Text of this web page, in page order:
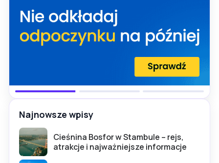
Najnowsze wpisy
Cieśnina Bosfor w Stambule – rejs,
atrakcje i najważniejsze informacje